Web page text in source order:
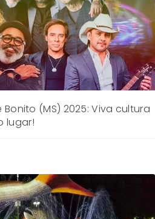
(MS) 2025: Viva cultura
lugar!